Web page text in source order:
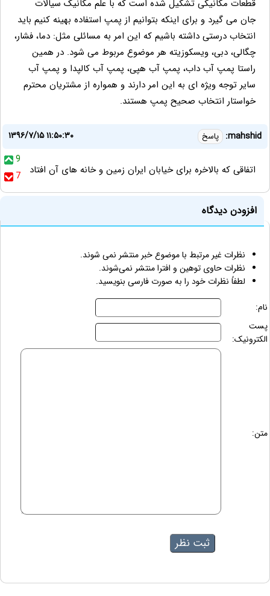
قطعات مکانیکی تشکیل شده است که با علم مکانیک سیالات
جان می گیرد و برای اینکه بتوانیم از پمپ استفاده بهینه کنیم باید
انتخاب درستی داشته باشیم که این امر به مسائلی مثل: دما، فشار،
چگالی، دبی، ویسکوزیته هر موضوع مربوط می شود. در همین
راستا پمپ آب داب، پمپ آب هپی، پمپ آب کالپدا و پمپ آب
سایر توجه ویژه ای به این امر دارند و همواره از مشتریان محترم
خواستار انتخاب صحیح پمپ هستند.
mahshid: پاسخ
۱۳۹۶/۷/۱۵ ۱۱:۵۰:۳۰
9
7
اتفاقی که بالاخره برای خیابان ایران زمین و خانه های آن افتاد
افزودن دیدگاه
نظرات غیر مرتبط با موضوع خبر منتشر نمی شوند.
نظرات حاوی توهین و افترا منتشر نمی‌شوند.
لطفاً نظرات خود را به صورت فارسی بنویسید.
نام:
پست
الکترونیک:
متن: